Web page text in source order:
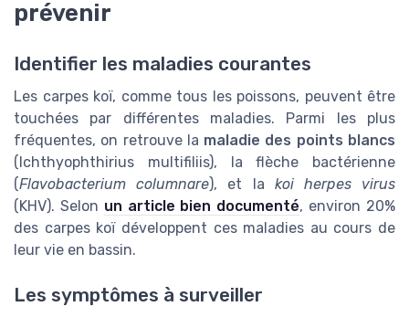
prévenir
Identifier les maladies courantes
Les carpes koï, comme tous les poissons, peuvent être
touchées par différentes maladies. Parmi les plus
fréquentes, on retrouve la maladie des points blancs
(Ichthyophthirius multifiliis), la flèche bactérienne
(Flavobacterium columnare), et la koi herpes virus
(KHV). Selon un article bien documenté, environ 20%
des carpes koï développent ces maladies au cours de
leur vie en bassin.
Les symptômes à surveiller